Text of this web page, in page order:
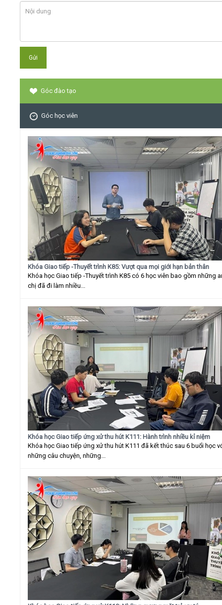
Góc đào tạo
Góc học viên
Khóa Giao tiếp -Thuyết trình K85: Vượt qua mọi giới hạn bản thân
Khóa học Giao tiếp -Thuyết trình K85 có 6 học viên bao gồm những
chị đã đi làm nhiều...
Khóa học Giao tiếp ứng xử thu hút K111: Hành trình nhiều kỉ niệm
Khóa học Giao tiếp ứng xử thu hút K111 đã kết thúc sau 6 buổi học
những câu chuyện, những...